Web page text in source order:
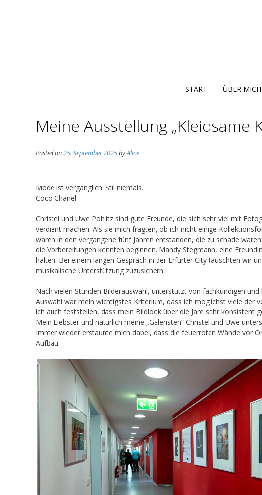
START ÜBER MICH
Meine Ausstellung „Kleidsame
Posted on25. September 2025byAlice
Mode ist vergänglich. Stil niemals.
Coco Chanel
Christel und Uwe Pohlitz sind gute Freunde, die sich sehr viel mit
verdient machen. Als sie mich fragten, ob ich nicht einige
waren in den vergangene fünf Jahren entstanden, die zu schade
die Vorbereitungen konnten beginnen. Mandy Stegmann, eine
halten. Bei einem langen Gespräch in der Erfurter City tauschten wir
musikalische Unterstützung zuzusichern.
Nach vielen Stunden Bilderauswahl, unterstützt von fachkundigen
Auswahl war mein wichtigstes Kriterium, dass ich möglichst viele der
ich auch feststellen, dass mein Bildlook über die Jare sehr konsistent
Mein Liebster und natürlich meine „Galeristen“ Christel und Uwe
Immer wieder erstaunte mich dabei, dass die feuerroten Wände vor
Aufbau.